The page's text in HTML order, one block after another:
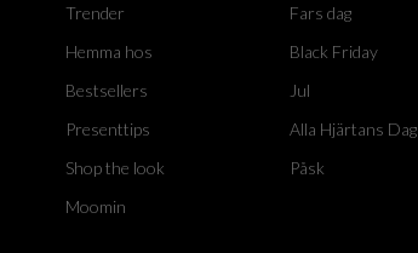
Trender
Hemma hos
Bestsellers
Presenttips
Shop the look
Moomin
Fars dag
Black Friday
Jul
Alla Hjärtans Dag
Påsk